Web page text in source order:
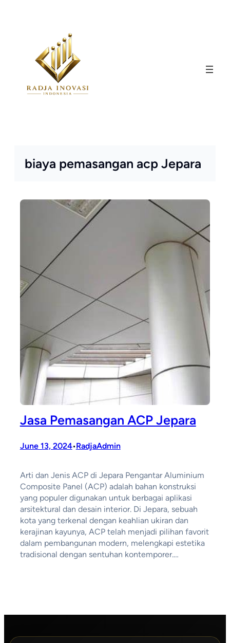
biaya pemasangan acp Jepara
Jasa Pemasangan ACP Jepara
June 13, 2024•RadjaAdmin
Arti dan Jenis ACP di Jepara Pengantar Aluminium
Composite Panel (ACP) adalah bahan konstruksi
yang populer digunakan untuk berbagai aplikasi
arsitektural dan desain interior. Di Jepara, sebuah
kota yang terkenal dengan keahlian ukiran dan
kerajinan kayunya, ACP telah menjadi pilihan favorit
dalam pembangunan modern, melengkapi estetika
tradisional dengan sentuhan kontemporer.…